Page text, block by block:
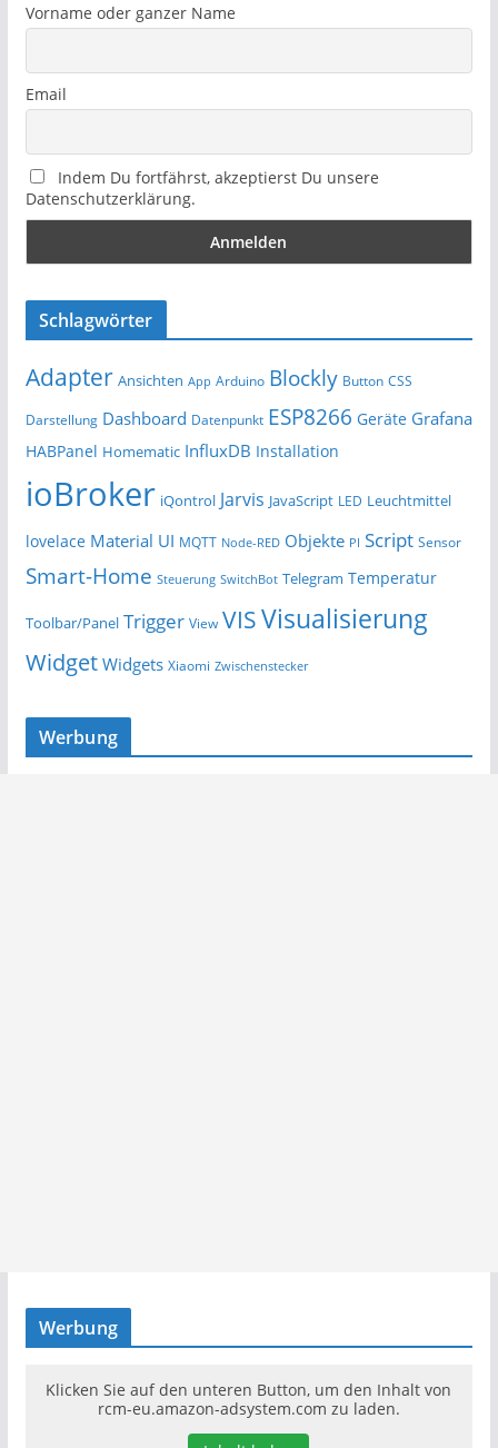
Vorname oder ganzer Name
Email
Indem Du fortfährst, akzeptierst Du unsere
Datenschutzerklärung.
Schlagwörter
Adapter Ansichten App Arduino Blockly Button CSS
Darstellung Dashboard Datenpunkt ESP8266 Geräte Grafana
HABPanel Homematic InfluxDB Installation
ioBroker iQontrol Jarvis JavaScript LED Leuchtmittel
lovelace Material UI MQTT Node-RED Objekte PI Script Sensor
Smart-Home Steuerung SwitchBot Telegram Temperatur
Toolbar/Panel Trigger View VISVisualisierung
Widget Widgets Xiaomi Zwischenstecker
Werbung
Werbung
Klicken Sie auf den unteren Button, um den Inhalt von
rcm-eu.amazon-adsystem.com zu laden.